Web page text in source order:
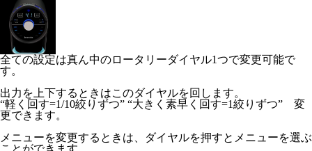
全ての設定は真ん中のロータリーダイヤル1つで変更可能で
す。
出力を上下するときはこのダイヤルを回します。
“軽く回す=1/10絞りずつ” “大きく素早く回す=1絞りずつ” 変
更できます。
メニューを変更するときは、ダイヤルを押すとメニューを選ぶ
ことができます。